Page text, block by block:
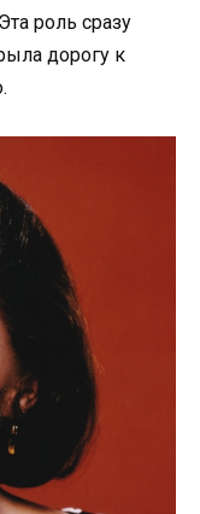
роль сразу
дорогу к